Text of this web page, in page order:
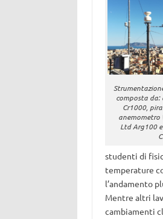
composta da:
Cr1000,
anemometro
Ltd Arg100
studenti di
temperature
l’andamento
Mentre altri
cambiamenti